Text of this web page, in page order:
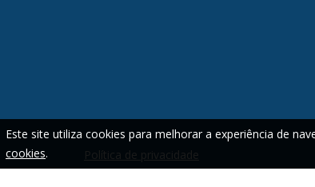
Política de privacidade
Este site utiliza cookies para melhorar a experiência de
cookies.